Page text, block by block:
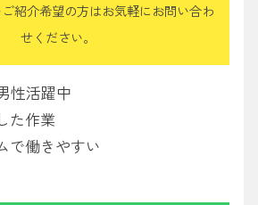
紹介希望の方はお気軽にお問い合わ
せください。
性活躍中
た作業
で働きやすい